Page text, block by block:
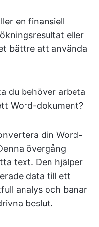
en finansiell
eller
bättre att använda
du behöver arbeta
Word-dokument?
din Word-
övergång
text. Den hjälper
data till ett
analys och banar
beslut.